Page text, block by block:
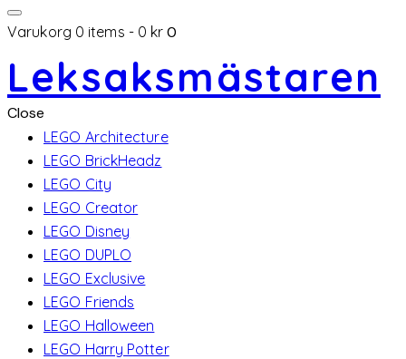
Varukorg 0 items - 0 kr 0
Leksaksmästaren
Close
LEGO Architecture
LEGO BrickHeadz
LEGO City
LEGO Creator
LEGO Disney
LEGO DUPLO
LEGO Exclusive
LEGO Friends
LEGO Halloween
LEGO Harry Potter